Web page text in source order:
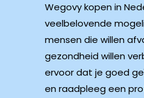
Wegovy kopen in
veelbelovende
mensen die willen
gezondheid willen
ervoor dat je goed
en raadpleeg een